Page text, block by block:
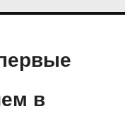
в